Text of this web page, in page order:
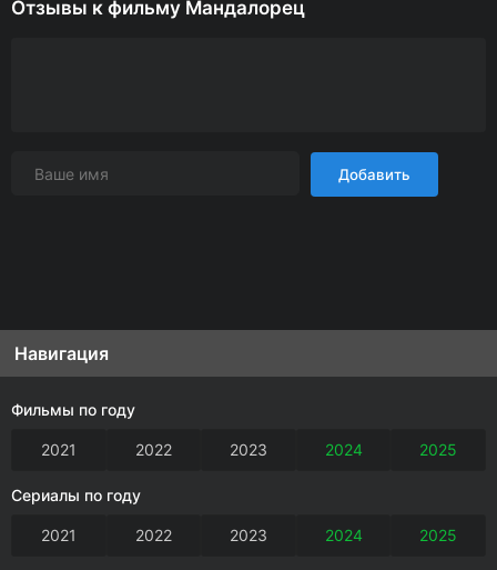
Отзывы к фильму Мандалорец
Добавить
Навигация
Фильмы по году
2021 2022 2023 2024 2025
Сериалы по году
2021 2022 2023 2024 2025